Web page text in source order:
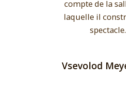
compte de la
laquelle il
spectacle.
Vsevolod